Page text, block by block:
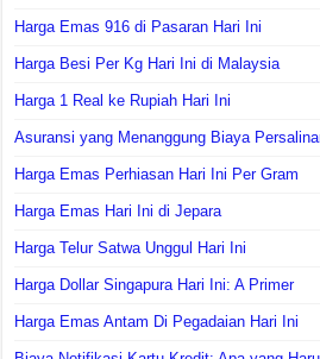
Harga Emas 916 di Pasaran Hari Ini
Harga Besi Per Kg Hari Ini di Malaysia
Harga 1 Real ke Rupiah Hari Ini
Asuransi yang Menanggung Biaya
Harga Emas Perhiasan Hari Ini Per Gram
Harga Emas Hari Ini di Jepara
Harga Telur Satwa Unggul Hari Ini
Harga Dollar Singapura Hari Ini: A Primer
Harga Emas Antam Di Pegadaian Hari Ini